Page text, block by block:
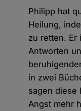
Philipp hat
Heilung,
zu retten. Er
Antworten
in zwei
sagen diese
Angst mehr